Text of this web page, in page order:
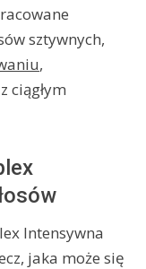
sztywnych,
,
ciągłym
Intensywna
jaka może się